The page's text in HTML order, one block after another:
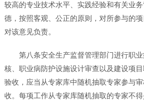
较高的专业技术水平、实践经验和有关业
德，按照客观、公正的原则，对所参与的
对该意见负责。
第八条安全生产监督管理部门进行职
核、职业病防护设施设计审查以及建设项
验收，应当从专家库中随机抽取专家参与
收。每项工作从专家库随机抽取的专家不得